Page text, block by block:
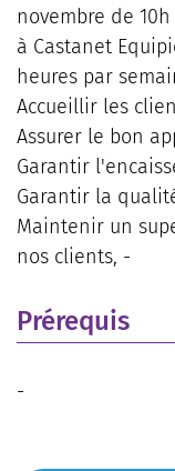
novembre de
à Castanet
heures par
Accueillir les
Assurer le bon
Garantir
Garantir la
Maintenir un
nos clients, -
Prérequis
-